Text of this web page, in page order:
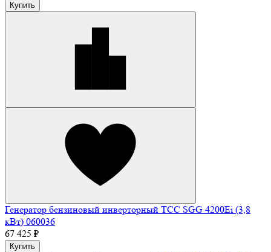
Купить
Генератор бензиновый инверторный ТСС SGG 4200Ei (3,8
кВт) 060036
67 425 ₽
Купить